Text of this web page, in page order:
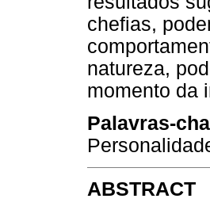
chefias,
natureza,
momento da
Palavras-
ABSTRACT